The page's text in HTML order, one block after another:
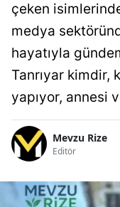
çeken
medya
hayatıyla
Tanrıyar kimdir,
yapıyor, annesi
Mevzu Rize
Editör